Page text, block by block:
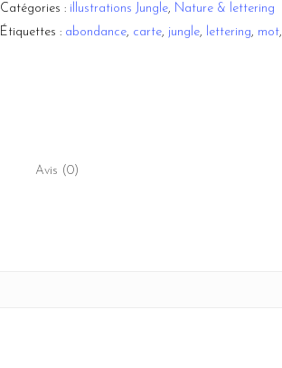
Catégories : illustrations Jungle, Nature & lettering
Étiquettes : abondance, carte, jungle, lettering, mot,
Avis (0)